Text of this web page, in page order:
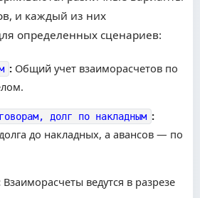
и каждый из них
определенных сценариев:
: Общий учет взаиморасчетов по
долг по накладным :
до накладных, а авансов — по
Взаиморасчеты ведутся в разрезе